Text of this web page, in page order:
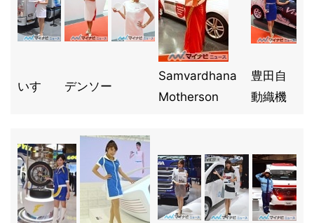
いすゞ デンソー
Samvardhana
Motherson
豊田自
動織機